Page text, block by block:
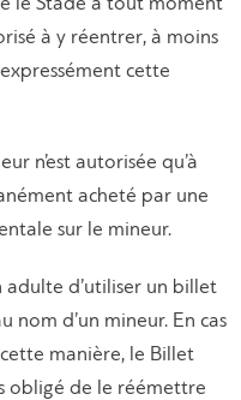
le Stade à tout moment
à y réentrer, à moins
cette
n’est autorisée qu’à
acheté par une
sur le mineur.
d’utiliser un billet
nom d’un mineur. En cas
manière, le Billet
obligé de le réémettre